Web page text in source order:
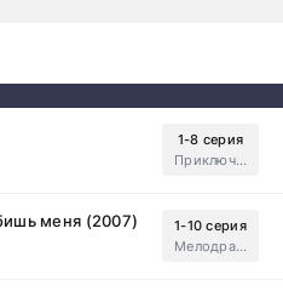
1-8 серия
Приключения, Зарубежный, Мелодрама
меня (2007)
1-10 серия
Мелодрама, Драма